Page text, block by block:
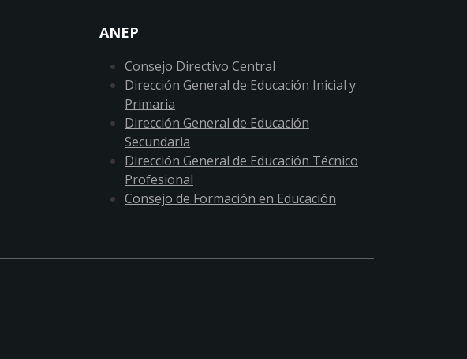
ANEP
Consejo Directivo Central
Dirección General de Educación Inicial y
Primaria
Dirección General de Educación
Secundaria
Dirección General de Educación Técnico
Profesional
Consejo de Formación en Educación